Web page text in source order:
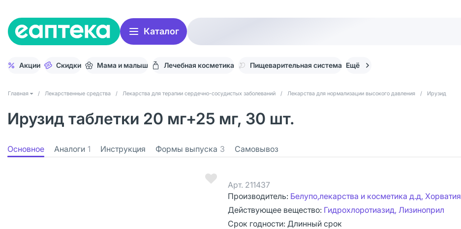
Каталог
Акции Скидки Мама и малыш Лечебная косметика Пищеварительная система Ещё
Главная / Лекарственные средства / Лекарства для терапии сердечно-сосудистых заболеваний / Лекарства для нормализации высокого давления / Ирузид
Ирузид таблетки 20 мг+25 мг, 30 шт.
Основное Аналоги 1 Инструкция Формы выпуска 3 Самовывоз
Арт. 211437
Производитель: Белупо,лекарства и косметика д.д, Хорватия
Действующее вещество: Гидрохлоротиазид, Лизиноприл
Срок годности: Длинный срок